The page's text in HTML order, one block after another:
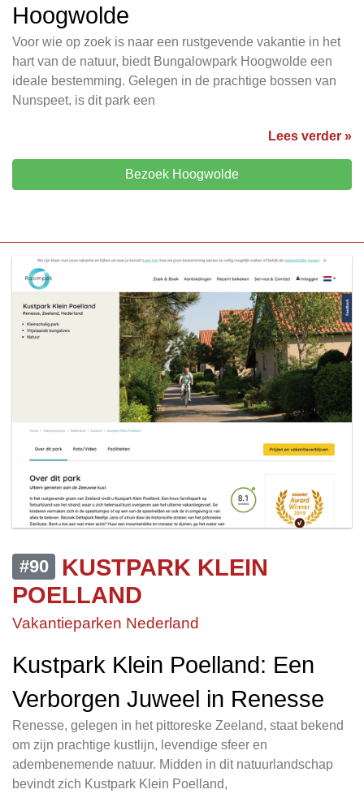
Hoogwolde
Voor wie op zoek is naar een rustgevende vakantie in het
hart van de natuur, biedt Bungalowpark Hoogwolde een
ideale bestemming. Gelegen in de prachtige bossen van
Nunspeet, is dit park een
Lees verder »
Bezoek Hoogwolde
#90
KUSTPARK KLEIN
POELLAND
Vakantieparken Nederland
Kustpark Klein Poelland: Een
Verborgen Juweel in Renesse
Renesse, gelegen in het pittoreske Zeeland, staat bekend
om zijn prachtige kustlijn, levendige sfeer en
adembenemende natuur. Midden in dit natuurlandschap
bevindt zich Kustpark Klein Poelland,